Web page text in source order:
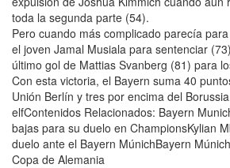
toda la segunda parte (54).
Pero cuando más complicado parecía
el joven Jamal Musiala para sentenciar
último gol de Mattias Svanberg (81) para
Con esta victoria, el Bayern suma 40
Unión Berlín y tres por encima del
elfContenidos Relacionados: Bayern
bajas para su duelo en ChampionsKylian
duelo ante el Bayern MúnichBayern
Copa de Alemania